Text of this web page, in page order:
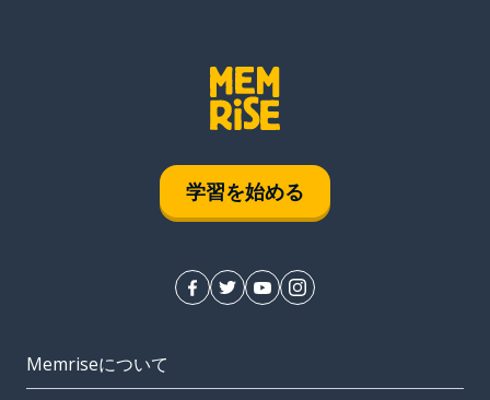
学習を始める
Memriseについて